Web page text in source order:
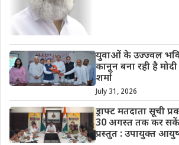
युवाओं के उज्ज्वल
कानून बना रही है
शर्मा
July 31, 2026
ड्राफ्ट मतदाता सूची
30 अगस्त तक कर
प्रस्तुत :